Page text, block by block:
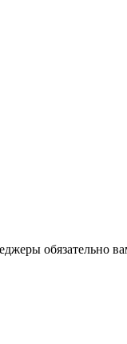
обязательно